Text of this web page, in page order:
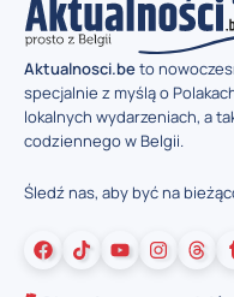
Aktualnosci.beto
specjalnie z myślą o
lokalnych wydarzeniach, a
codziennego w Belgii.
Śledź nas, aby być na